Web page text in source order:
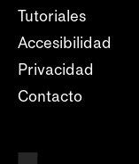
Tutoriales
Accesibilidad
Privacidad
Contacto